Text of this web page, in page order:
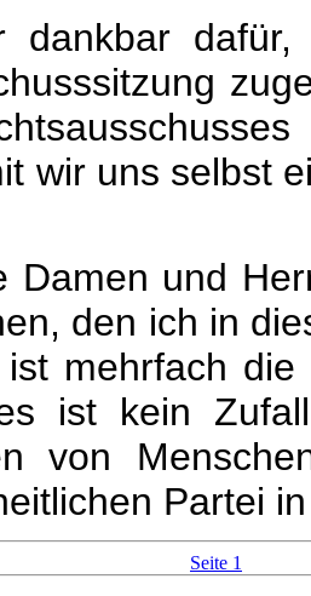
dankbar
wir uns selbst
Damen und
den ich in
mehrfach
ist kein
von
Partei
Seite 1